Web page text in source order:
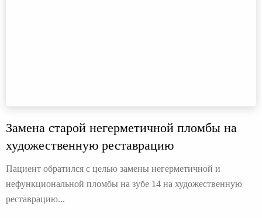
Замена старой негерметичной пломбы на
художественную реставрацию
Пациент обратился с целью замены негерметичной и
нефункциональной пломбы на зубе 14 на художественную
реставрацию...